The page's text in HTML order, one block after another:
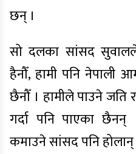
छन् ।
सो दलका सांसद सुवालले
हैनौँ, हामी पनि नेपाली
छैनौँ । हामीले पाउने
गर्दा पनि पाएका छैनन्
कमाउने सांसद पनि होलान्